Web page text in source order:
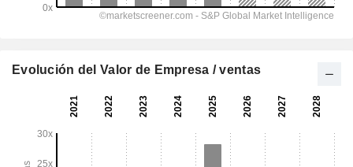
Evolución del Valor de Empresa / ventas